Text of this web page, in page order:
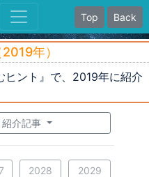
Top Back
年）
ヒント』で、2019年に紹介
介記事
2028 2029